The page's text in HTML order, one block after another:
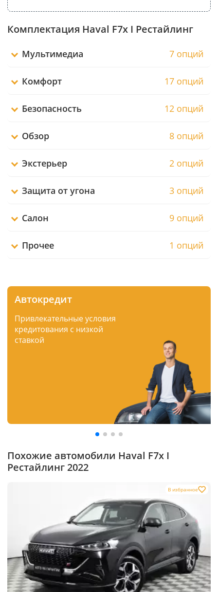
Комплектация Haval F7x I Рестайлинг
Мультимедиа 7 опций
Комфорт 17 опций
Безопасность 12 опций
Обзор 8 опций
Экстерьер 2 опций
Защита от угона 3 опций
Салон 9 опций
Прочее 1 опций
Автокредит
Привлекательные условия
кредитования с низкой
ставкой
Похожие автомобили Haval F7x I
Рестайлинг 2022
В избранное